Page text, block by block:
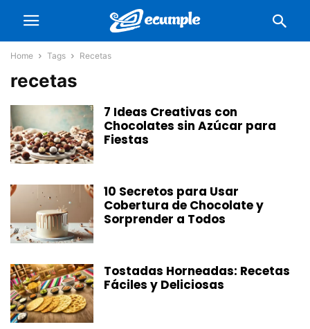
Home Tags Recetas
recetas
7 Ideas Creativas con
Chocolates sin Azúcar para
Fiestas
10 Secretos para Usar
Cobertura de Chocolate y
Sorprender a Todos
Tostadas Horneadas: Recetas
Fáciles y Deliciosas